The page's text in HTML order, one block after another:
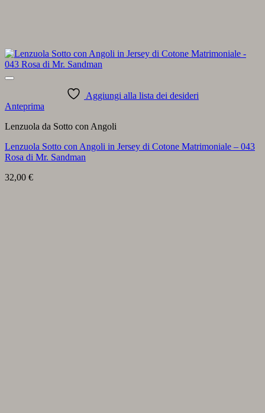
Aggiungi alla lista dei desideri
Anteprima
Lenzuola da Sotto con Angoli
Lenzuola Sotto con Angoli in Jersey di Cotone Matrimoniale – 043
Rosa di Mr. Sandman
32,00 €